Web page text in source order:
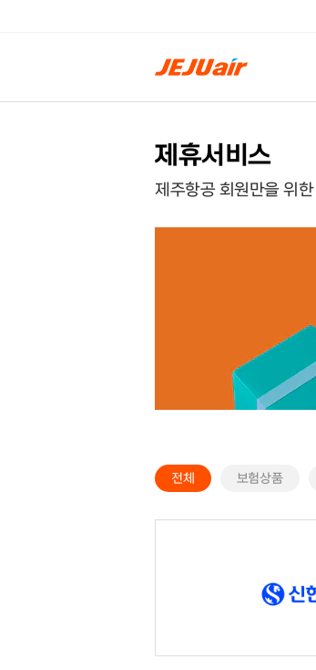
제휴서비스
제주항공 회원만을 위한
전체 보험상품